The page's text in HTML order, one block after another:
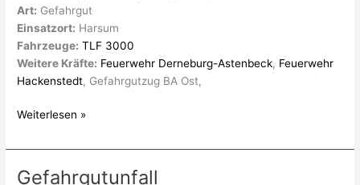
Art: Gefahrgut
Einsatzort: Harsum
Fahrzeuge: TLF 3000
Weitere Kräfte: Feuerwehr Derneburg-Astenbeck, Feuerwehr
Hackenstedt, Gefahrgutzug BA Ost,
Weiterlesen »
Gefahrgutunfall
Gefahrgutunfall